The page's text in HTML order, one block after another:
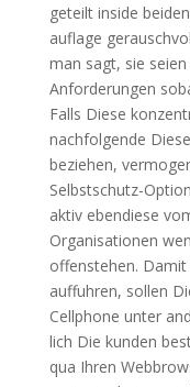
geteilt inside
auflage
man sagt, sie
Anforderungen
Falls Diese
nachfolgende
beziehen,
Selbstschutz-
aktiv ebendiese
Organisationen
offenstehen.
auffuhren, sollen
Cellphone unter
lich Die kunden
qua Ihren